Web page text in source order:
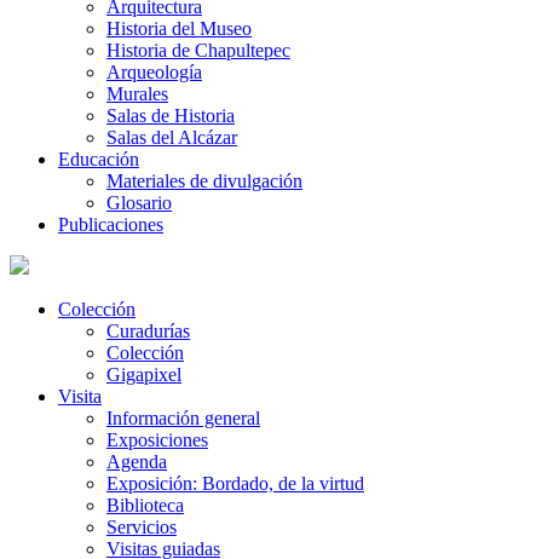
Arquitectura
Historia del Museo
Historia de Chapultepec
Arqueología
Murales
Salas de Historia
Salas del Alcázar
Educación
Materiales de divulgación
Glosario
Publicaciones
Colección
Curadurías
Colección
Gigapixel
Visita
Información general
Exposiciones
Agenda
Exposición: Bordado, de la virtud
Biblioteca
Servicios
Visitas guiadas